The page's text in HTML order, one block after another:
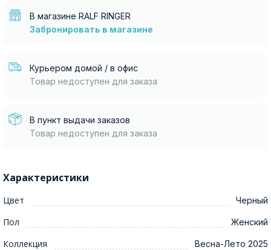
В магазине RALF RINGER
Забронировать в магазине
Курьером домой / в офис
Товар недоступен для заказа
В пункт выдачи заказов
Товар недоступен для заказа
Характеристики
Цвет Черный
Пол Женский
Коллекция Весна-Лето 2025